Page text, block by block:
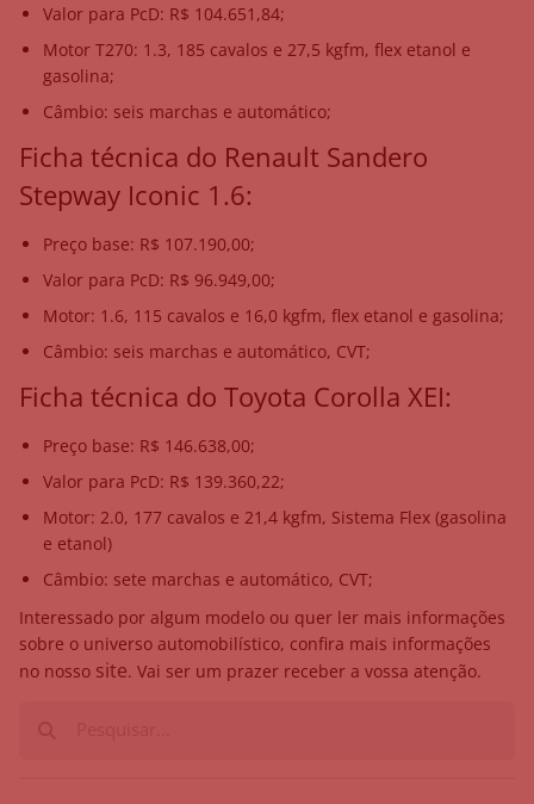
Valor para PcD: R$ 104.651,84;
Motor T270: 1.3, 185 cavalos e 27,5 kgfm, flex etanol e
gasolina;
Câmbio: seis marchas e automático;
Ficha técnica do Renault Sandero
Stepway Iconic 1.6:
Preço base: R$ 107.190,00;
Valor para PcD: R$ 96.949,00;
Motor: 1.6, 115 cavalos e 16,0 kgfm, flex etanol e gasolina;
Câmbio: seis marchas e automático, CVT;
Ficha técnica do Toyota Corolla XEI:
Preço base: R$ 146.638,00;
Valor para PcD: R$ 139.360,22;
Motor: 2.0, 177 cavalos e 21,4 kgfm, Sistema Flex (gasolina
e etanol)
Câmbio: sete marchas e automático, CVT;
Interessado por algum modelo ou quer ler mais informações
sobre o universo automobilístico, confira mais informações
no nosso site. Vai ser um prazer receber a vossa atenção.